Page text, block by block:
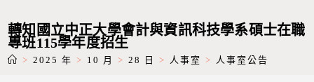
轉知國立中正大學會計與資訊科技學系碩士在職
專班115學年度招生
> 2025 年 > 10 月 > 28 日 > 人事室 > 人事室公告